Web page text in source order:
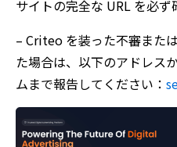
サイトの完全な URL を必ず
– Criteo を装った不審また
た場合は、以下のアドレス
ムまで報告してください：